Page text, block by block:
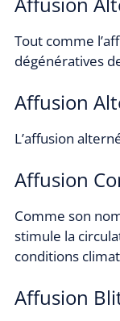
Tout comme
dégénératives
Affusion
L’affusion
Affusion
Comme son
stimule la
conditions
Affusion